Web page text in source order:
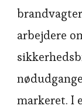
arbejdere
markeret. I